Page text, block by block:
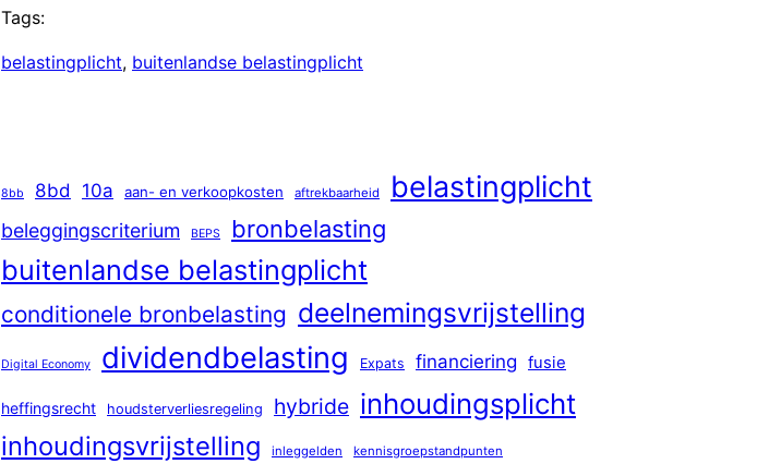
Tags:
belastingplicht, buitenlandse belastingplicht
8bb 8bd 10a aan- en verkoopkosten aftrekbaarheid belastingplicht
beleggingscriterium BEPS bronbelasting
buitenlandse belastingplicht
conditionele bronbelasting deelnemingsvrijstelling
Digital Economy dividendbelasting Expats financiering fusie
heffingsrecht houdsterverliesregeling hybride inhoudingsplicht
inhoudingsvrijstelling inleggelden kennisgroepstandpunten